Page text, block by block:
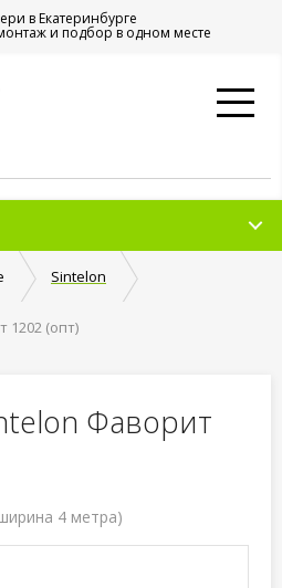
в Екатеринбурге
и подбор в одном месте
Sintelon
1202 (опт)
Фаворит
4 метра)